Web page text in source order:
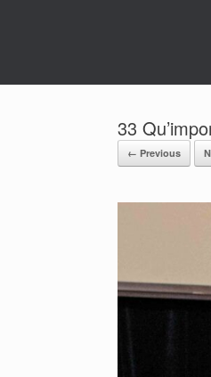
33
← Previous